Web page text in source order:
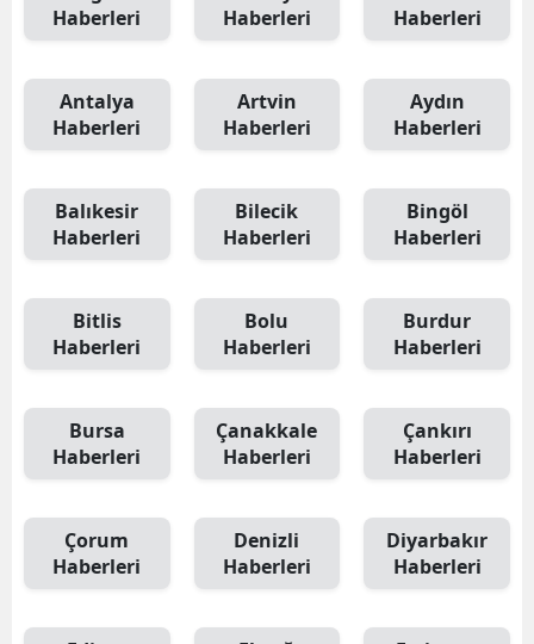
Haberleri
Haberleri
Haberleri
Antalya
Haberleri
Artvin
Haberleri
Aydın
Haberleri
Balıkesir
Haberleri
Bilecik
Haberleri
Bingöl
Haberleri
Bitlis
Haberleri
Bolu
Haberleri
Burdur
Haberleri
Bursa
Haberleri
Çanakkale
Haberleri
Çankırı
Haberleri
Çorum
Haberleri
Denizli
Haberleri
Diyarbakır
Haberleri